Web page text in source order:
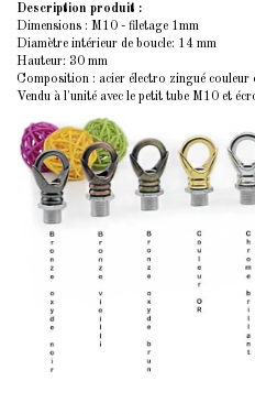
Description produit :
Dimensions : M10 - filetage 1mm
Diamètre intérieur de boucle: 14 mm
Hauteur: 30 mm
Composition : acier électro zingué couleur
Vendu à l'unité avec le petit tube M10 et